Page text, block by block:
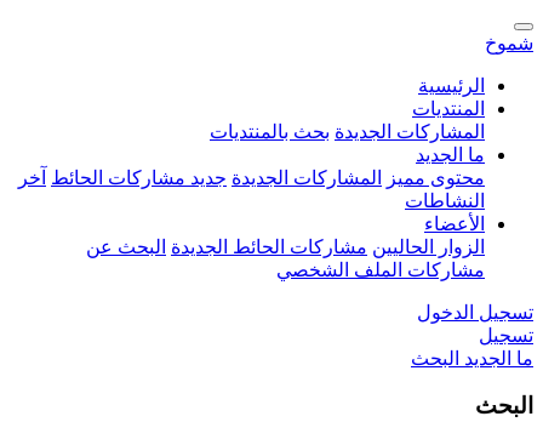
شموخ
الرئيسية
المنتديات
المشاركات الجديدة بحث بالمنتديات
ما الجديد
محتوى مميز
المشاركات الجديدة جديد مشاركات الحائط آخر
النشاطات
الأعضاء
الزوار الحاليين مشاركات الحائط الجديدة البحث عن
مشاركات الملف الشخصي
تسجيل الدخول
تسجيل
ما الجديد البحث
البحث